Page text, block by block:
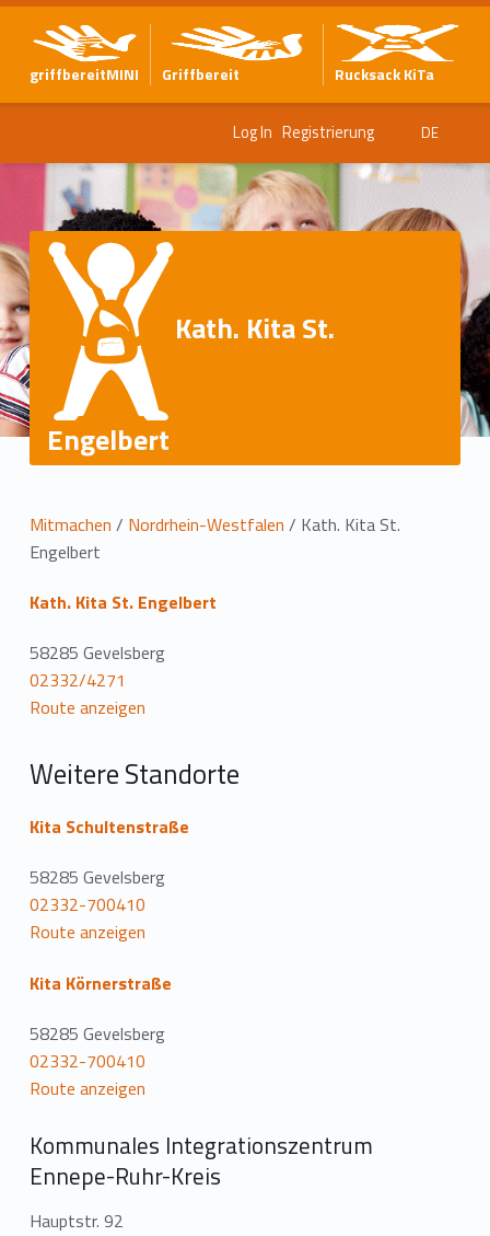
griffbereitMINI Griffbereit Rucksack KiTa
Log In Registrierung DE
Kath. Kita St.
Engelbert
L
o
c
a
t
i
o
n
Mitmachen / Nordrhein-Westfalen / Kath. Kita St.
Engelbert
Kath. Kita St. Engelbert
58285 Gevelsberg
02332/4271
Route anzeigen
Weitere Standorte
Kita Schultenstraße
58285 Gevelsberg
02332-700410
Route anzeigen
Kita Körnerstraße
58285 Gevelsberg
02332-700410
Route anzeigen
Kommunales Integrationszentrum
Ennepe-Ruhr-Kreis
Hauptstr. 92